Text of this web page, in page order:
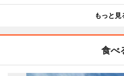
もっと見
食べ